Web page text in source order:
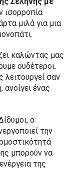
ισορροπία
μιλά για μια
καλώντας μας
ουδέτεροι.
λειτουργεί σαν
ένας
ο
την
μπορούν να
της